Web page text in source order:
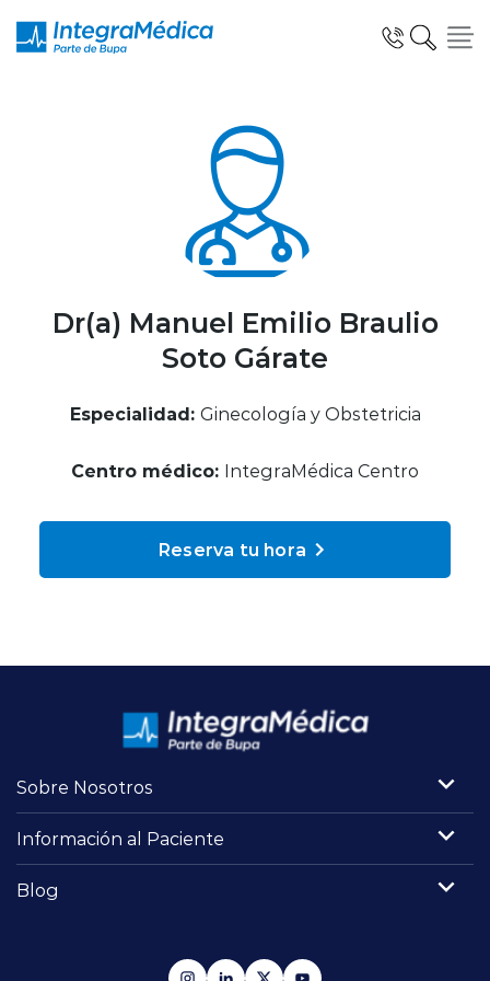
Especialidades y Servicios
Telemedicina Blua
Clínicas Dentales
Reserva de Horas
Mi Portal Bupa
Dr(a) Manuel Emilio Braulio
Soto Gárate
Especialidad: Ginecología y Obstetricia
Centro médico: IntegraMédica Centro
Reserva tu hora
Sobre Nosotros
Información al Paciente
Blog